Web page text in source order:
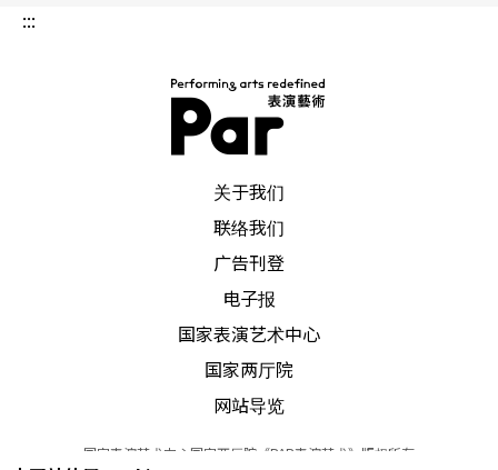
:::
关于我们
联络我们
广告刊登
电子报
国家表演艺术中心
国家两厅院
网站导览
国家表演艺术中心国家两厅院《PAR表演艺术》版权所有